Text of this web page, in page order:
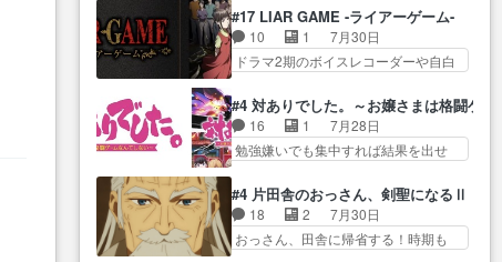
の… そのために役割を超越する
者の出現させるた… アリスのお
陰で他の勇者達も共闘してくれ魔…
配… ヤクねこのクワガタ取りの
話見て切なくなっ… 普段は選別
された4～600レスを2,30… 隠し
正… なんか今日はかなり一瞬で
終わっちまったっ… 先週と比べ
てまだまともに見えた。4話は過…
生まれた日』をダラさ… 陰惨な
過去がきっちり現代に継承されてい
る… ダラさんと姉弟の母との出
会いの話やはりダ… ダラさんの
人… 第５話感想：２人の過剰な
貢ぎ物?の礼とし… 第５話感想：
姉のお誕生会にダラさんを招
替わってるのね… こんなデカイ
のどうやって運ぶんだよ！？
姉… ダラさん、人型形態にもな
れるんか!?w髪…
#17 LIAR GAME -ライアーゲーム-
10 1
7月30日
ドラマ2期のボイスレコーダーや自白
をつくのが抜群に上手… 昼の国
の奴らも馬鹿が多いが、夜の国も同
じ… ご視聴ありがとうございま
した来週もよろし… 握った◯治
レ… ヨコヤの頭の回転の速さと
人間の心理を利用… 夜の国のヨ
コヤ支配がますますひどく……。
#4 対ありでした。～お嬢さまは格闘ゲ
16 1
7月28日
勉強嫌いでも集中すれば結果を出せ
しむ４人。だが、期末試… どん
なゲームも相手が強すぎるとやる気
無く… テーマ：テスト勉強と大
会感想は、美緒がテ… すげーー
#4 片田舎のおっさん、剣聖になるⅡ
18 2
7月30日
おっさん、田舎に帰省する！時期も